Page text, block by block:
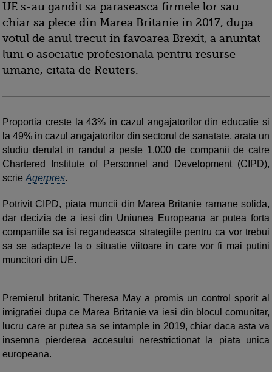
UE s-au gandit sa paraseasca firmele lor sau
chiar sa plece din Marea Britanie in 2017, dupa
votul de anul trecut in favoarea Brexit, a anuntat
luni o asociatie profesionala pentru resurse
umane, citata de Reuters.
Proportia creste la 43% in cazul angajatorilor din educatie si
la 49% in cazul angajatorilor din sectorul de sanatate, arata un
studiu derulat in randul a peste 1.000 de companii de catre
Chartered Institute of Personnel and Development (CIPD),
scrie Agerpres.
Potrivit CIPD, piata muncii din Marea Britanie ramane solida,
dar decizia de a iesi din Uniunea Europeana ar putea forta
companiile sa isi regandeasca strategiile pentru ca vor trebui
sa se adapteze la o situatie viitoare in care vor fi mai putini
muncitori din UE.
Premierul britanic Theresa May a promis un control sporit al
imigratiei dupa ce Marea Britanie va iesi din blocul comunitar,
lucru care ar putea sa se intample in 2019, chiar daca asta va
insemna pierderea accesului nerestrictionat la piata unica
europeana.